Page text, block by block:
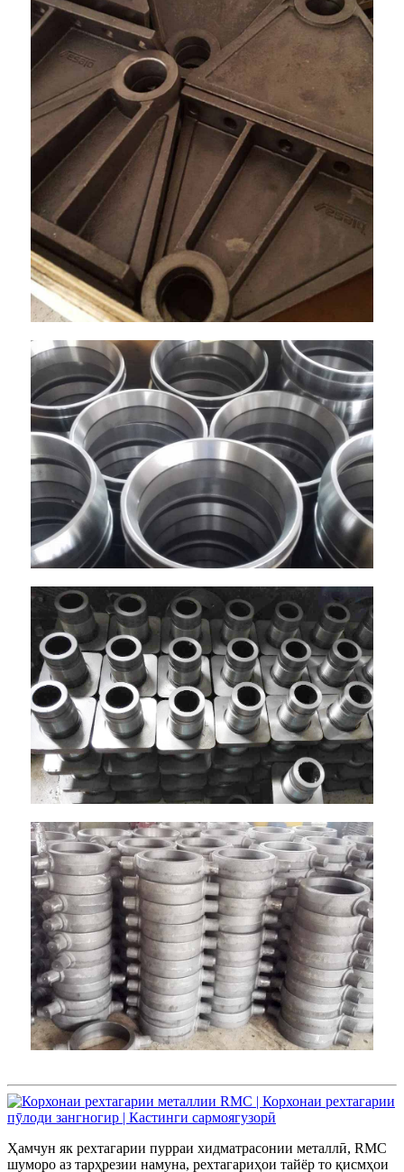
Ҳамчун як рехтагарии пурраи хидматрасонии металлӣ, RMC
шуморо аз тарҳрезии намуна, рехтагариҳои тайёр то қисмҳои